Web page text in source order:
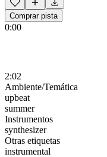
Comprar pista
0:00
2:02
Ambiente/Temática
upbeat
summer
Instrumentos
synthesizer
Otras etiquetas
instrumental